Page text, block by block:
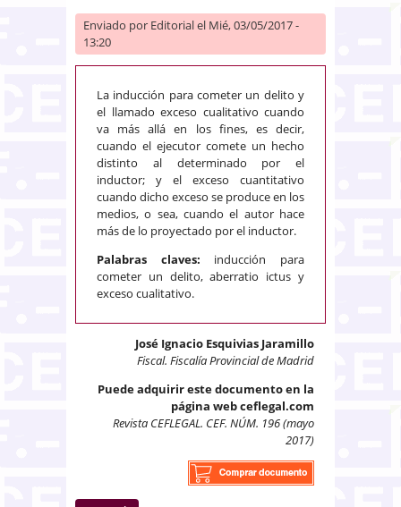
Enviado por Editorialel Mié, 03/05/2017 -
13:20
La inducción para cometer un delito y
el llamado exceso cualitativo cuando
va más allá en los fines, es decir,
cuando el ejecutor comete un hecho
distinto al determinado por el
inductor; y el exceso cuantitativo
cuando dicho exceso se produce en los
medios, o sea, cuando el autor hace
más de lo proyectado por el inductor.
Palabras claves: inducción para
cometer un delito, aberratio ictus y
exceso cualitativo.
José Ignacio Esquivias Jaramillo
Fiscal. Fiscalía Provincial de Madrid
Puede adquirir este documento en la
página web ceflegal.com
Revista CEFLEGAL. CEF. NÚM. 196 (mayo
2017)